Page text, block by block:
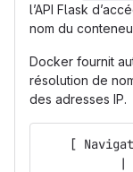
l’API Flask
nom du
Docker fournit
résolution de
des adresses IP.
[
           |